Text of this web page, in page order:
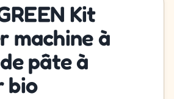
Kit
machine à
pâte à
bio